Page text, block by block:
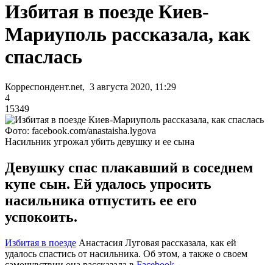
Избитая в поезде Киев-
Мариуполь рассказала, как
спаслась
Корреспондент.net, 3 августа 2020, 11:29
4
15349
Фото: facebook.com/anastaisha.lygova
Насильник угрожал убить девушку и ее сына
Девушку спас плакавший в соседнем
купе сын. Ей удалось упросить
насильника отпустить ее его
успокоить.
Избитая в поезде Анастасия Луговая рассказала, как ей
удалось спастись от насильника. Об этом, а также о своем